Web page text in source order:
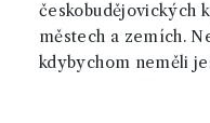
českobudějovických
městech a zemích.
kdybychom neměli